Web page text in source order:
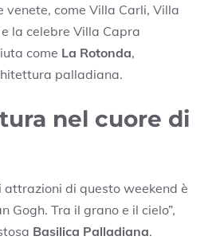
venete, come Villa Carli, Villa
la celebre Villa Capra
come La Rotonda,
palladiana.
nel cuore di
di questo weekend è
Gogh. Tra il grano e il cielo”,
Basilica Palladiana.